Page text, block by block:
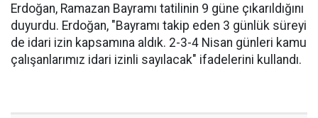
Erdoğan, Ramazan Bayramı tatilinin 9 güne çıkarıldığını
duyurdu. Erdoğan, "Bayramı takip eden 3 günlük süreyi
de idari izin kapsamına aldık. 2-3-4 Nisan günleri kamu
çalışanlarımız idari izinli sayılacak" ifadelerini kullandı.